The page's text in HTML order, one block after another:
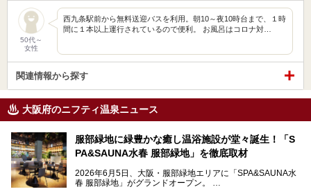
50代～
女性
西九条駅前から無料送迎バスを利用。朝10～夜10時台まで、１時
間に１本以上運行されているので便利。 お風呂はコロナ対…
関連情報から探す
大阪府のニフティ温泉ニュース
服部緑地に緑豊かな癒し温浴施設が堂々誕生！「S
PA&SAUNA水春 服部緑地」を徹底取材
2026年6月5日、大阪・服部緑地エリアに「SPA&SAUNA水
春 服部緑地」がグランドオープン。